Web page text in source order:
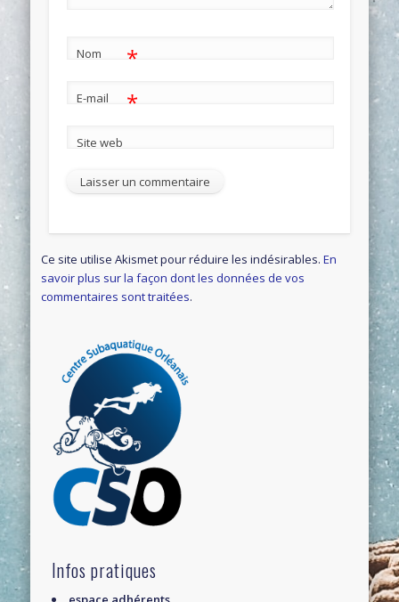
Nom *
E-mail *
Site web
Ce site utilise Akismet pour réduire les indésirables.En
savoir plus sur la façon dont les données de vos
commentaires sont traitées.
Infos pratiques